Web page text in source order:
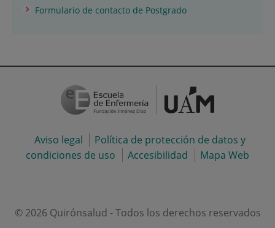
Formulario de contacto de Postgrado
Aviso legal
Política de protección de datos y
condiciones de uso
Accesibilidad Mapa Web
© 2026 Quirónsalud - Todos los derechos reservados